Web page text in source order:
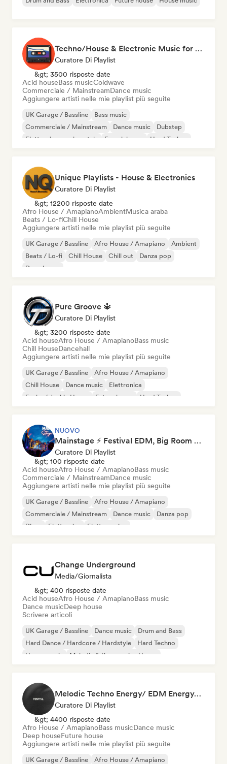
Techno/House & Electronic Music for Svea Playlists
Curatore Di Playlist
&gt; 3500 risposte date
Acid houseBass musicColdwave
Commerciale / MainstreamDance music
Aggiungere artisti nelle mie playlist più seguite
UK Garage / Bassline
Bass music
Commerciale / Mainstream
Dance music
Dubstep
Elettronica sperimentale
French house Hard Techno
Unique Playlists - House & Electronics
Curatore Di Playlist
&gt; 12200 risposte date
Afro House / AmapianoAmbientMusica araba
Beats / Lo-fiChill House
Aggiungere artisti nelle mie playlist più seguite
UK Garage / Bassline Afro House / Amapiano
Ambient
Beats / Lo-fi
Chill House Chill out
Danza pop
Deep house
Pure Groove 🔱
Curatore Di Playlist
&gt; 3200 risposte date
Acid houseAfro House / AmapianoBass music
Chill HouseDancehall
Aggiungere artisti nelle mie playlist più seguite
UK Garage / Bassline
Afro House / Amapiano
Chill House
Dance music
Elettronica
Funky / Jackin House
Future house Hard Techno
NUOVO
Mainstage ⚡ Festival EDM, Big Room & House Anthems
Curatore Di Playlist
&gt; 100 risposte date
Acid houseAfro House / AmapianoBass music
Commerciale / MainstreamDance music
Aggiungere artisti nelle mie playlist più seguite
UK Garage / Bassline
Afro House / Amapiano
Commerciale / Mainstream
Dance music
Danza pop
Disco
Elettronica Elettro swing
Change Underground
Media/Giornalista
&gt; 400 risposte date
Acid houseAfro House / AmapianoBass music
Dance musicDeep house
Scrivere articoli
UK Garage / Bassline Dance music
Drum and Bass
Hard Dance / Hardcore / Hardstyle
Hard Techno
House music
Melodic & Progressive House
Melodic Techno Energy/ EDM Energy/Techno Masters
Curatore Di Playlist
&gt; 4400 risposte date
Afro House / AmapianoBass musicDance music
Deep houseFuture house
Aggiungere artisti nelle mie playlist più seguite
UK Garage / Bassline
Afro House / Amapiano